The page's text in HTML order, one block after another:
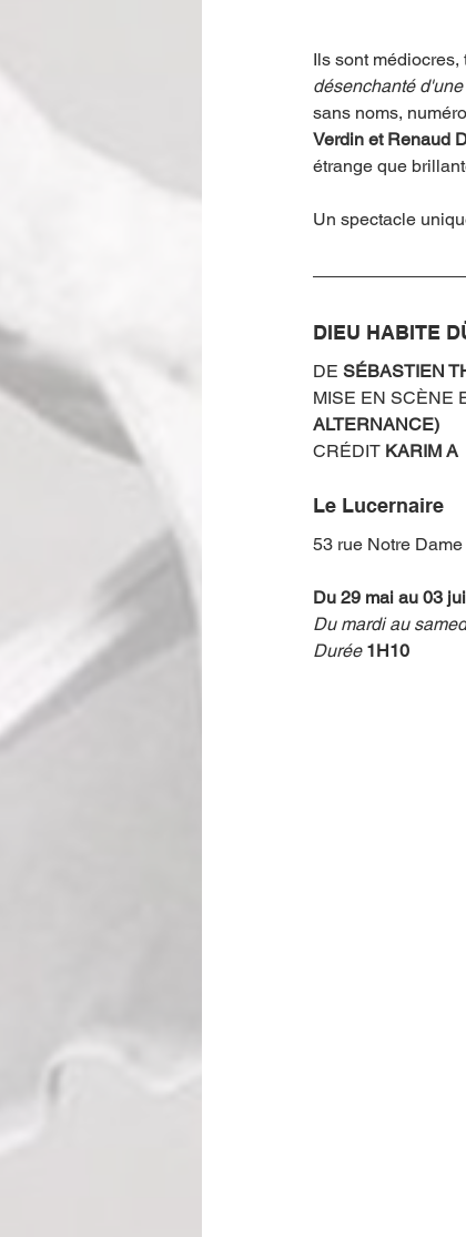
Ils sont
désenchanté
sans noms,
Verdin et Renaud
étrange que
Un spectacle
DIEU HABITE
DE SÉBASTIEN
MISE EN SCÈNE
ALTERNANCE)
CRÉDIT KARIM A
Le Lucernaire
53 rue Notre
Du 29 mai au 03
Du mardi au
Durée 1H10